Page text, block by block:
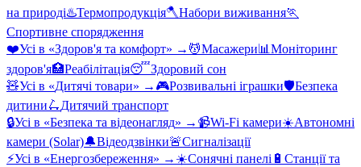
на природі♨️Термопродукція🪓Набори виживання🏃
Спортивне спорядження
❤️Усі в «Здоров'я та комфорт» → 💆Масажери📊 Моніторинг
здоров'я🏥Реабілітація😴Здоровий сон
🧸Усі в «Дитячі товари» → 🎮Розвивальні іграшки🛡️Безпека
дитини🛴Дитячий транспорт
🔒Усі в «Безпека та відеонагляд» → 📹Wi-Fi камери☀️Автономні
камери (Solar)🔔Відеодзвінки🚨Сигналізації
⚡Усі в «Енергозбереження» → ☀️Сонячні панелі 🔋 Станції та